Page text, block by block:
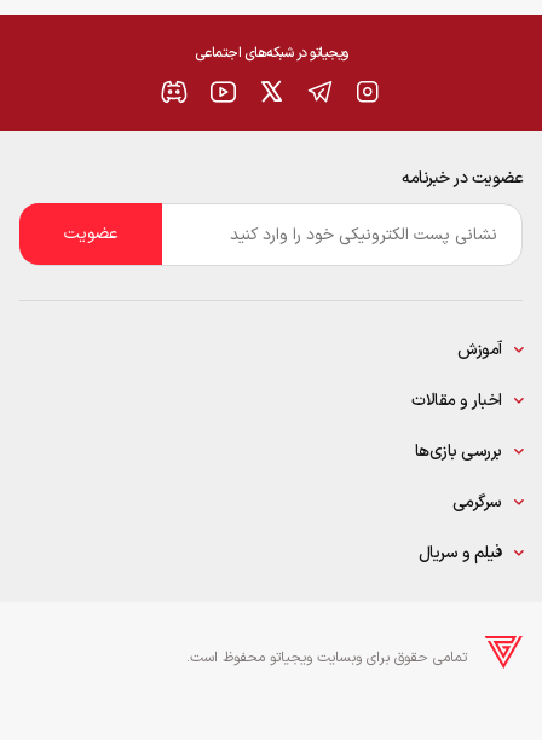
ویجیاتو در شبکه‌های اجتماعی
عضویت در خبرنامه
ایمیل
آموزش
اخبار و مقالات
بررسی بازی‌ها
سرگرمی
فیلم و سریال
تمامی حقوق برای وبسایت ویجیاتو محفوظ است.